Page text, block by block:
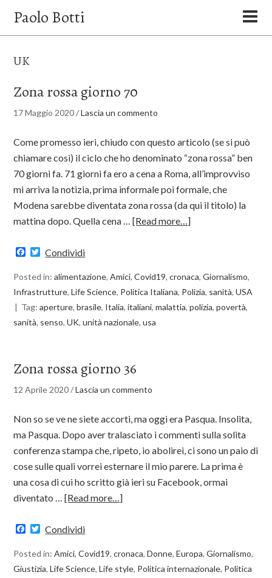
Paolo Botti
UK
Zona rossa giorno 70
17 Maggio 2020/Lascia un commento
Come promesso ieri, chiudo con questo articolo (se si può
chiamare così) il ciclo che ho denominato “zona rossa” ben
70 giorni fa. 71 giorni fa ero a cena a Roma, all’improvviso
mi arriva la notizia, prima informale poi formale, che
Modena sarebbe diventata zona rossa (da qui il titolo) la
mattina dopo. Quella cena …[Read more…]
Facebook
Twitter
Condividi
Posted in:alimentazione,Amici,Covid19,cronaca,Giornalismo,
Infrastrutture,Life Science, Politica Italiana, Polizia, sanità,USA
Tag:aperture,brasile, Italia,italiani,malattia,polizia,povertà,
sanità, senso,UK,unità nazionale,usa
Zona rossa giorno 36
12 Aprile 2020/Lascia un commento
Non so se ve ne siete accorti, ma oggi era Pasqua. Insolita,
ma Pasqua. Dopo aver tralasciato i commenti sulla solita
conferenza stampa che, ripeto, io abolirei, ci sono un paio di
cose sulle quali vorrei esternare il mio parere. La prima è
una cosa di cui ho scritto già ieri su Facebook, ormai
diventato …[Read more…]
Facebook
Twitter
Condividi
Posted in:Amici,Covid19,cronaca,Donne,Europa,Giornalismo,
Giustizia,Life Science,Life style, Politica internazionale, Politica